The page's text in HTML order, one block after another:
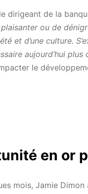
dirigeant de la
ou de
et d’une culture.
aujourd’hui plus
le
en or
mois, Jamie